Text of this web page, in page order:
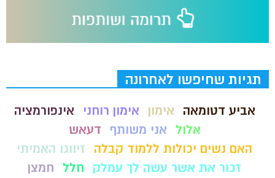
תגיות שחיפשו לאחרונה
אביע דטומאה אימון אימון רוחני
אינפורמציה
אלול
אני משותף
דעאש
האם נשים יכולות ללמוד קבלה
זיווגו האמיתי
זכור את אשר עשה לך עמלק
חלל
חמצן